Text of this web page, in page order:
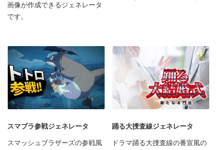
画像が作成できるジェネレータ
です。
スマブラ参戦ジェネレータ
スマッシュブラザーズの参戦風
踊る大捜査線ジェネレータ
ドラマ踊る大捜査線の番宣風の